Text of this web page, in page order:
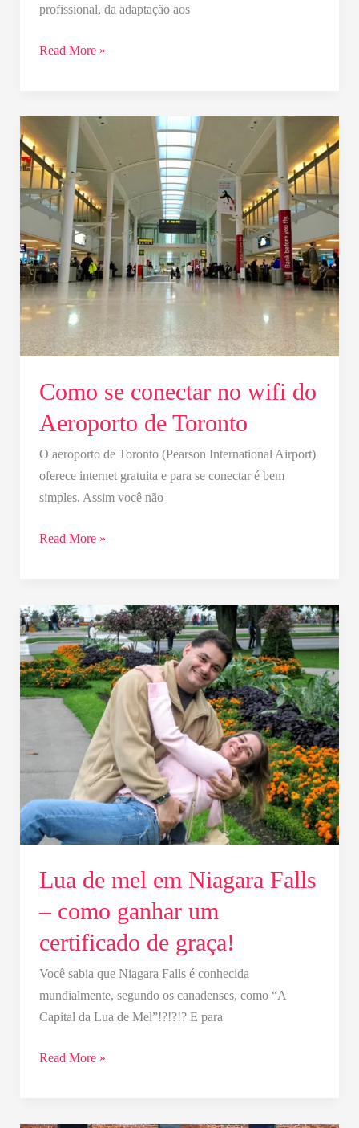
profissional, da adaptação aos
Read More »
Como se conectar no wifi do
Aeroporto de Toronto
O aeroporto de Toronto (Pearson International Airport)
oferece internet gratuita e para se conectar é bem
simples. Assim você não
se
conectar
no
wifi
do
Aeroporto
de
Toronto
Read More »
Lua de mel em Niagara Falls
– como ganhar um
certificado de graça!
Você sabia que Niagara Falls é conhecida
mundialmente, segundo os canadenses, como “A
Capital da Lua de Mel”!?!?!? E para
Lua
de
mel
em
Niagara
ganhar
um
certificado
graça!
Read More »